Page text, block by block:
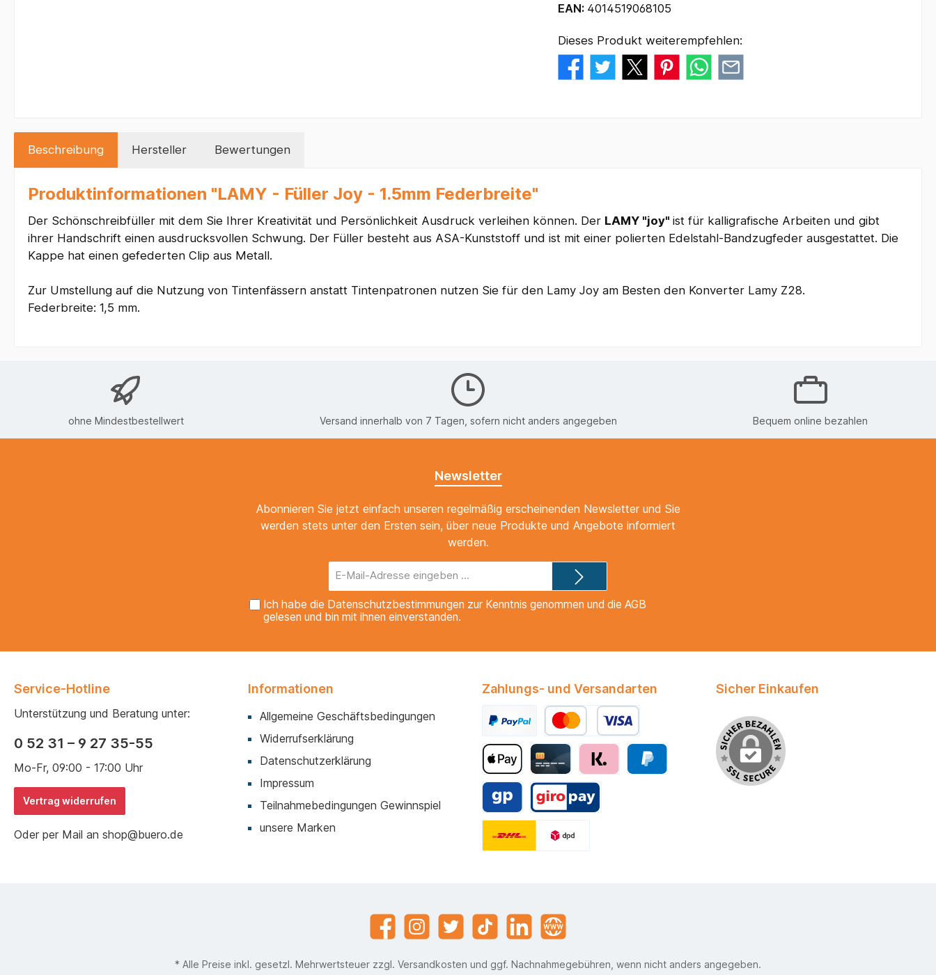
EAN: 4014519068105
Dieses Produkt weiterempfehlen:
Beschreibung Hersteller Bewertungen
Produktinformationen "LAMY - Füller Joy - 1.5mm Federbreite"
Der Schönschreibfüller mit dem Sie Ihrer Kreativität und Persönlichkeit Ausdruck verleihen können. Der LAMY "joy" ist für kalligrafische Arbeiten und gibt
ihrer Handschrift einen ausdrucksvollen Schwung. Der Füller besteht aus ASA-Kunststoff und ist mit einer polierten Edelstahl-Bandzugfeder ausgestattet. Die
Kappe hat einen gefederten Clip aus Metall.
Zur Umstellung auf die Nutzung von Tintenfässern anstatt Tintenpatronen nutzen Sie für den Lamy Joy am Besten den Konverter Lamy Z28.
Federbreite: 1,5 mm.
ohne Mindestbestellwert Versand innerhalb von 7 Tagen, sofern nicht anders angegeben Bequem online bezahlen
Newsletter
Abonnieren Sie jetzt einfach unseren regelmäßig erscheinenden Newsletter und Sie
werden stets unter den Ersten sein, über neue Produkte und Angebote informiert
werden.
Mail-
Adresse*
Ich habe die Datenschutzbestimmungen zur Kenntnis genommen und die AGB
gelesen und bin mit ihnen einverstanden.
Service-Hotline
Unterstützung und Beratung unter:
0 52 31 – 9 27 35-55
Mo-Fr, 09:00 - 17:00 Uhr
Vertrag widerrufen
Oder per Mail an shop@buero.de
Informationen
Allgemeine Geschäftsbedingungen
Widerrufserklärung
Datenschutzerklärung
Impressum
Teilnahmebedingungen Gewinnspiel
unsere Marken
Zahlungs- und Versandarten Sicher Einkaufen
* Alle Preise inkl. gesetzl. Mehrwertsteuer zzgl. Versandkosten und ggf. Nachnahmegebühren, wenn nicht anders angegeben.